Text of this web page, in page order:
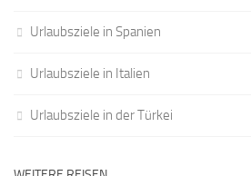
Urlaubsziele in Spanien
Urlaubsziele in Italien
Urlaubsziele in der Türkei